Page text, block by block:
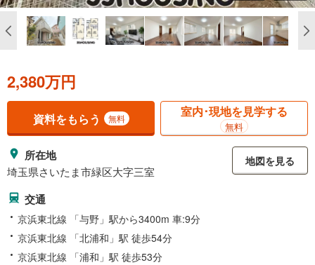
2,380万円
資料をもらう 無料 室内･現地を見学する
無料
所在地
埼玉県さいたま市緑区大字三室
地図を見る
交通
京浜東北線 「与野」駅から3400m 車:9分
京浜東北線 「北浦和」駅 徒歩54分
京浜東北線 「浦和」駅 徒歩53分